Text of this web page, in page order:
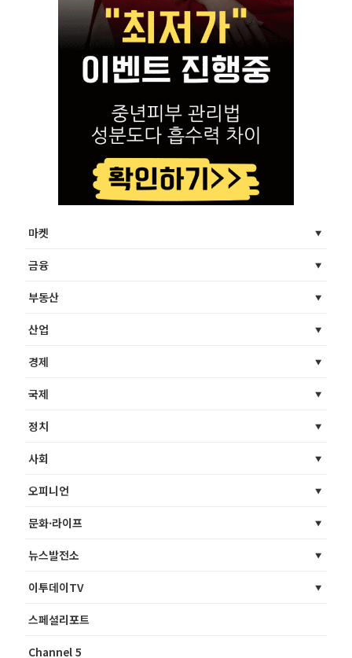
마켓
금융
부동산
산업
경제
국제
정치
사회
오피니언
문화·라이프
뉴스발전소
이투데이TV
스페셜리포트
Channel 5